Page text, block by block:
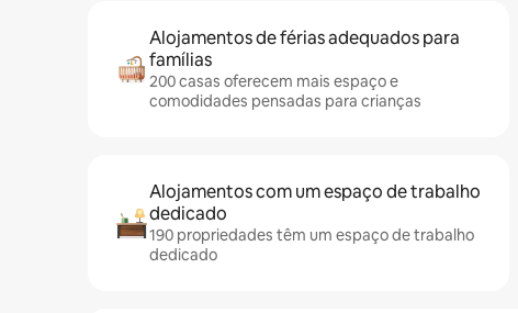
Alojamentos de férias adequados para
famílias
200 casas oferecem mais espaço e
comodidades pensadas para crianças
Alojamentos com um espaço de trabalho
dedicado
190 propriedades têm um espaço de trabalho
dedicado